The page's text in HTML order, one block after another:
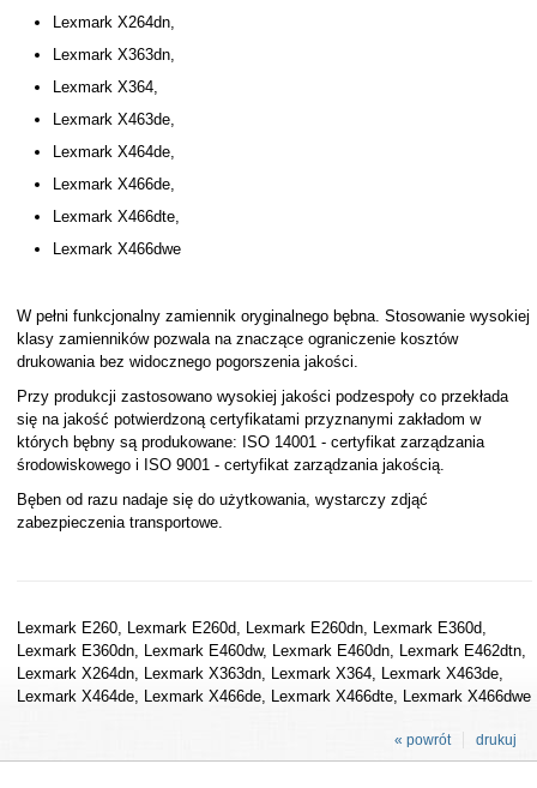
Lexmark X264dn,
Lexmark X363dn,
Lexmark X364,
Lexmark X463de,
Lexmark X464de,
Lexmark X466de,
Lexmark X466dte,
Lexmark X466dwe
W pełni funkcjonalny zamiennik oryginalnego bębna. Stosowanie wysokiej
klasy zamienników pozwala na znaczące ograniczenie kosztów
drukowania bez widocznego pogorszenia jakości.
Przy produkcji zastosowano wysokiej jakości podzespoły co przekłada
się na jakość potwierdzoną certyfikatami przyznanymi zakładom w
których bębny są produkowane: ISO 14001 - certyfikat zarządzania
środowiskowego i ISO 9001 - certyfikat zarządzania jakością.
Bęben od razu nadaje się do użytkowania, wystarczy zdjąć
zabezpieczenia transportowe.
Lexmark E260, Lexmark E260d, Lexmark E260dn, Lexmark E360d,
Lexmark E360dn, Lexmark E460dw, Lexmark E460dn, Lexmark E462dtn,
Lexmark X264dn, Lexmark X363dn, Lexmark X364, Lexmark X463de,
Lexmark X464de, Lexmark X466de, Lexmark X466dte, Lexmark X466dwe
drukuj
« powrót